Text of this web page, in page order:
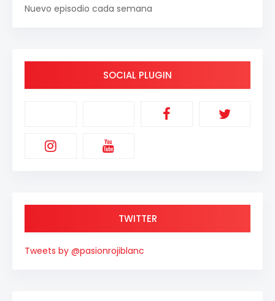
Nuevo episodio cada semana
SOCIAL PLUGIN
TWITTER
Tweets by @pasionrojiblanc